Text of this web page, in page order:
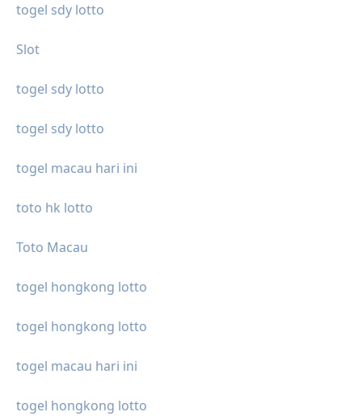
togel sdy lotto
Slot
togel sdy lotto
togel sdy lotto
togel macau hari ini
toto hk lotto
Toto Macau
togel hongkong lotto
togel hongkong lotto
togel macau hari ini
togel hongkong lotto